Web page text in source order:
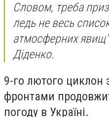
Словом, треба
ледь не весь
атмосферних
Діденко.
9-го лютого циклон
фронтами
погоду в Україні.